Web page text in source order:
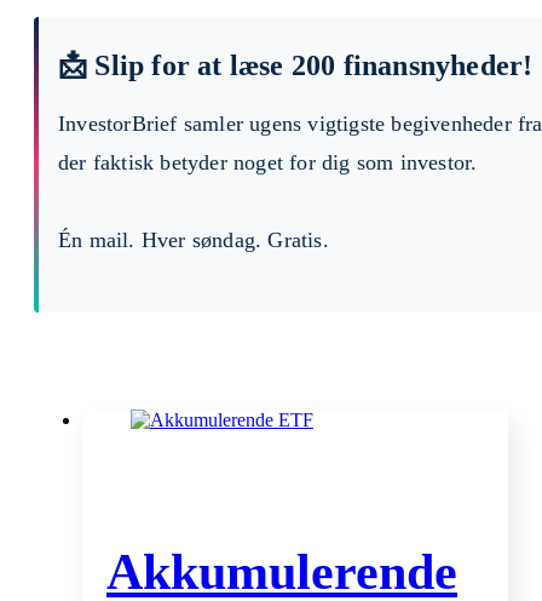
📩 Slip for at læse 200 finansnyheder!
InvestorBrief samler ugens vigtigste begivenheder
der faktisk betyder noget for dig som investor.
Én mail. Hver søndag. Gratis.
Akkumulerende